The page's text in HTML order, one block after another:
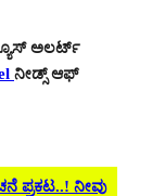
ಅಲರ್ಟ್
ನೀಡ್ಸ್ ಆಫ್
ಪ್ರಕಟ..! ನೀವು